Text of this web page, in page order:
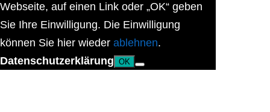
Webseite, auf einen Link oder „OK“ geben
Sie Ihre Einwilligung. Die Einwilligung
können Sie hier wieder ablehnen.
Datenschutzerklärung OK